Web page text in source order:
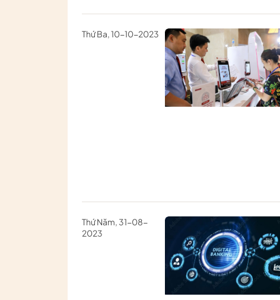
Thứ Ba, 10-10-2023
Thứ Năm, 31-08-
2023